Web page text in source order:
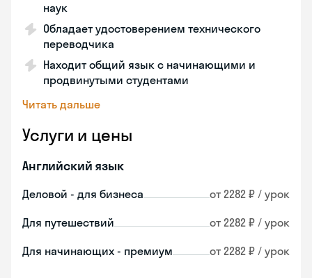
наук
Обладает удостоверением технического
переводчика
Находит общий язык с начинающими и
продвинутыми студентами
Читать дальше
Услуги и цены
Английский язык
Деловой - для бизнеса от 2282 ₽ / урок
Для путешествий от 2282 ₽ / урок
Для начинающих - премиум от 2282 ₽ / урок